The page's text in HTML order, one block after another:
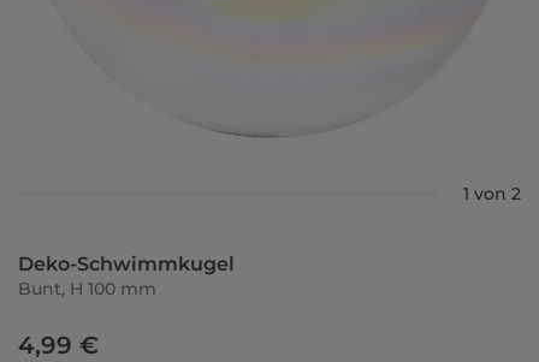
1 von 2
Deko-Schwimmkugel
Bunt, H 100 mm
4,99 €